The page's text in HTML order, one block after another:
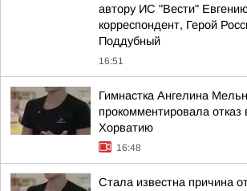
автору ИС "Вести"
корреспондент, Герой
Поддубный
16:51
Гимнастка Ангелина
прокомментировала
Хорватию
16:48
Стала известна причина